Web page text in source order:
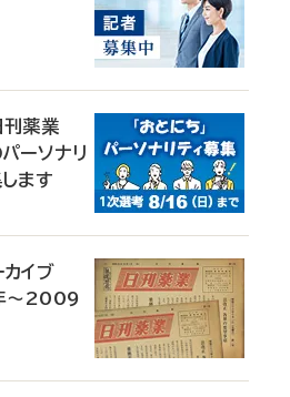
刊薬業
ーソナリ
ます
カイブ
2009